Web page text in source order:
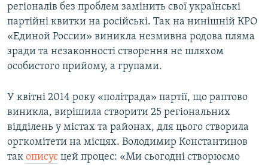
регіоналів без проблем замінить свої українські
партійні квитки на російські. Так на нинішній КРО
«Единой России» виникла незмивна родова пляма
зради та незаконності створення не шляхом
особистого прийому, а групами.
У квітні 2014 року «політрада» партії, що раптово
виникла, вирішила створити 25 регіональних
відділень у містах та районах, для цього створила
оргкомітети на місцях. Володимир Константинов
так описує цей процес: «Ми сьогодні створюємо